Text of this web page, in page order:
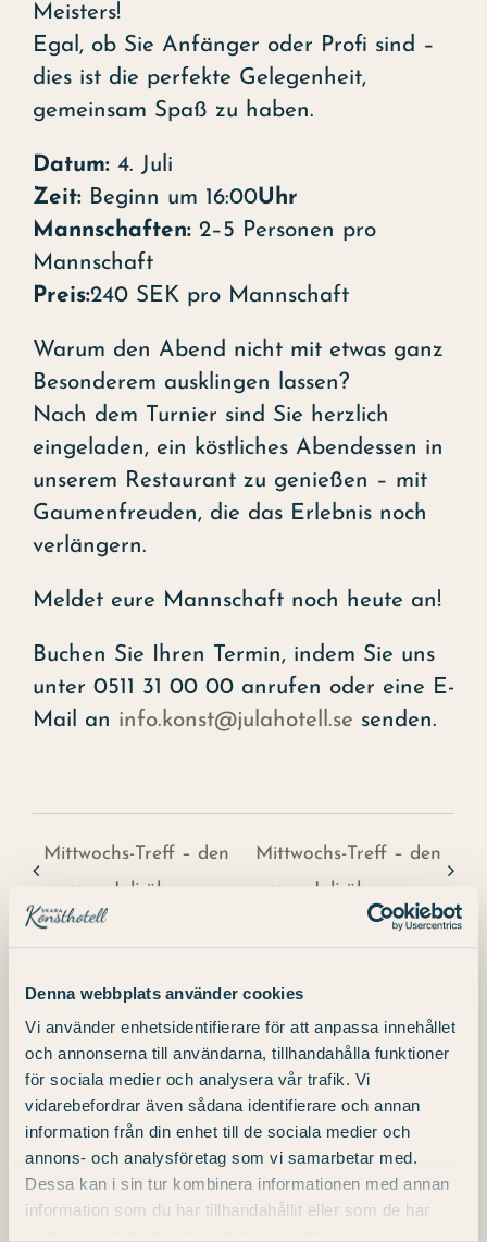
Denna webbplats använder cookies
Vi använder enhetsidentifierare för att anpassa innehållet
och annonserna till användarna, tillhandahålla funktioner
för sociala medier och analysera vår trafik. Vi
vidarebefordrar även sådana identifierare och annan
information från din enhet till de sociala medier och
annons- och analysföretag som vi samarbetar med.
Dessa kan i sin tur kombinera informationen med annan
information som du har tillhandahållit eller som de har
Meisters!
Egal, ob Sie Anfänger oder Profi sind –
dies ist die perfekte Gelegenheit,
gemeinsam Spaß zu haben.
Datum: 4. Juli
Zeit: Beginn um 16:00Uhr
Mannschaften: 2–5 Personen pro
Mannschaft
Preis:240 SEK pro Mannschaft
Warum den Abend nicht mit etwas ganz
Besonderem ausklingen lassen?
Nach dem Turnier sind Sie herzlich
eingeladen, ein köstliches Abendessen in
unserem Restaurant zu genießen – mit
Gaumenfreuden, die das Erlebnis noch
verlängern.
Meldet eure Mannschaft noch heute an!
Buchen Sie Ihren Termin, indem Sie uns
unter 0511 31 00 00 anrufen oder eine E-
Mail an info.konst@julahotell.se senden.
Mittwochs-Treff – den
ganzen Juli über
Mittwochs-Treff – den
ganzen Juli über
Details
Datum:
4. Juli